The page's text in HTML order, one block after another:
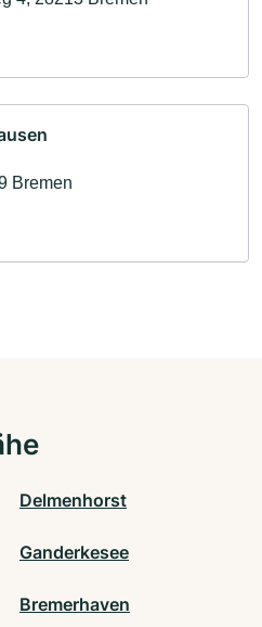
Bremen
Delmenhorst
Ganderkesee
Bremerhaven